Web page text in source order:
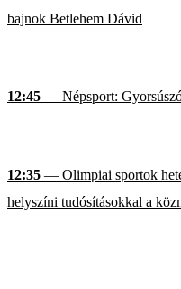
bajnok Betlehem Dávid
12:45 — Népsport:
12:35 — Olimpiai sportok
helyszíni tudósításokkal a